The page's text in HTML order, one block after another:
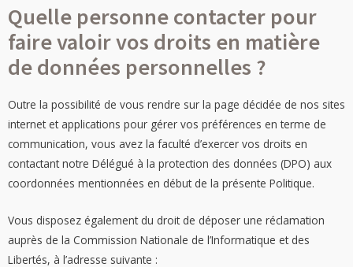
Quelle personne contacter pour
faire valoir vos droits en matière
de données personnelles ?
Outre la possibilité de vous rendre sur la page décidée de nos sites
internet et applications pour gérer vos préférences en terme de
communication, vous avez la faculté d’exercer vos droits en
contactant notre Délégué à la protection des données (DPO) aux
coordonnées mentionnées en début de la présente Politique.
Vous disposez également du droit de déposer une réclamation
auprès de la Commission Nationale de l’Informatique et des
Libertés, à l’adresse suivante :